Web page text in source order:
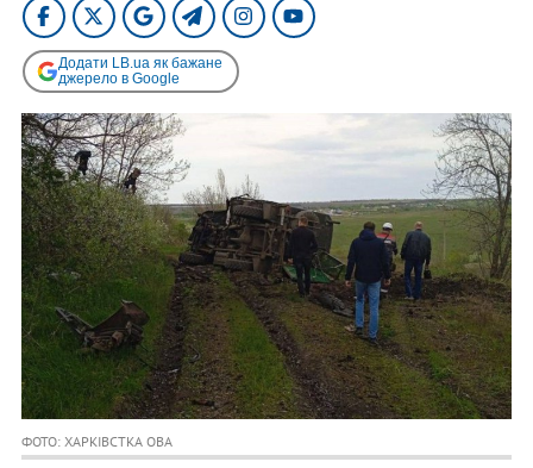
Додати LB.ua як бажане
джерело в Google
ФОТО: ХАРКІВСТКА ОВА